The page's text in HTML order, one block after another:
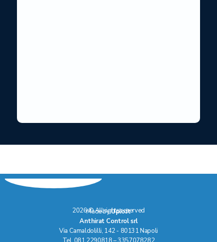
2026 © All rights reserved
Made byUplo.it
Anthirat Control srl
Via Camaldolilli, 142 - 80131 Napoli